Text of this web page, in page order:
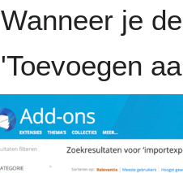
Wanneer je
'Toevoegen